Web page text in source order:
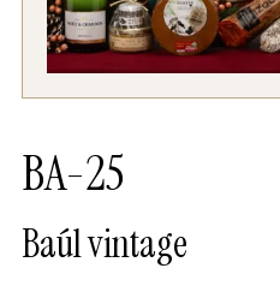
BA-25
Baúl vintage